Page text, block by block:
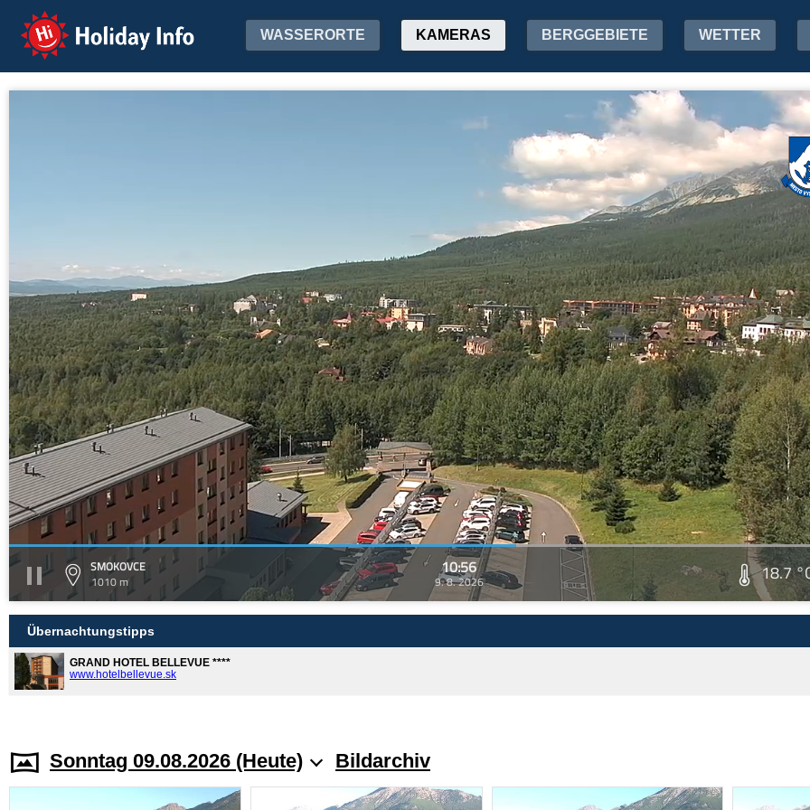
Holiday Info WASSERORTE KAMERAS BERGGEBIETE WETTER
SMOKOVCE
1010 m
10:56
9. 8. 2026 18.7
Übernachtungstipps
GRAND HOTEL BELLEVUE ****
www.hotelbellevue.sk
Sonntag 09.08.2026 (Heute) Bildarchiv